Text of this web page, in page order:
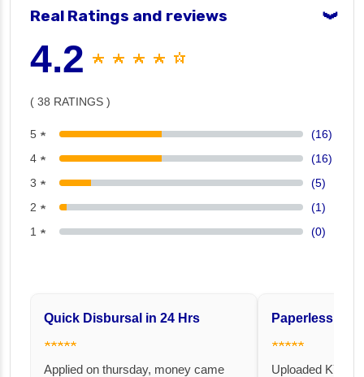
Real Ratings and reviews ❯
4.2 ★ ★ ★ ★ ☆
( 38 RATINGS )
5 ★
(16)
4 ★
(16)
3 ★
(5)
2 ★
(1)
1 ★
(0)
Quick Disbursal in 24 Hrs
★★★★★
Applied on thursday, money came
Paperless and
★★★★★
Uploaded KYC